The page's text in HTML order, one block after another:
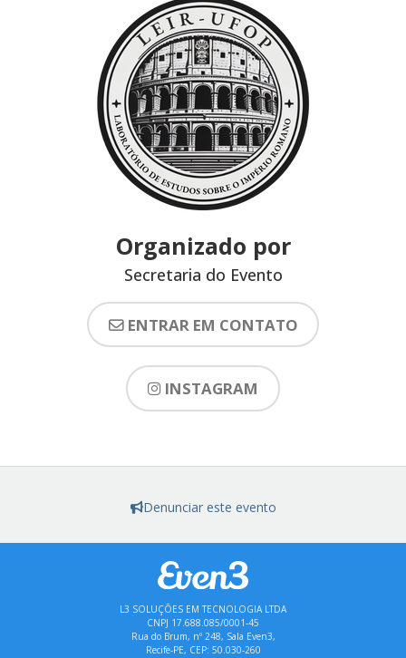
Organizado por
Secretaria do Evento
ENTRAR EM CONTATO
INSTAGRAM
Denunciar este evento
L3 SOLUÇÕES EM TECNOLOGIA LTDA
CNPJ 17.688.085/0001-45
Rua do Brum, nº 248, Sala Even3,
Recife-PE, CEP: 50.030-260